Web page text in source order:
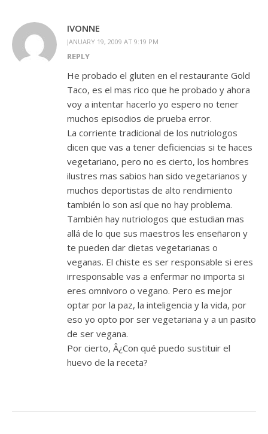
IVONNE
JANUARY 19, 2009 AT 9:19 PM
REPLY
He probado el gluten en el restaurante Gold
Taco, es el mas rico que he probado y ahora
voy a intentar hacerlo yo espero no tener
muchos episodios de prueba error.
La corriente tradicional de los nutriologos
dicen que vas a tener deficiencias si te haces
vegetariano, pero no es cierto, los hombres
ilustres mas sabios han sido vegetarianos y
muchos deportistas de alto rendimiento
también lo son así que no hay problema.
También hay nutriologos que estudian mas
allá de lo que sus maestros les enseñaron y
te pueden dar dietas vegetarianas o
veganas. El chiste es ser responsable si eres
irresponsable vas a enfermar no importa si
eres omnivoro o vegano. Pero es mejor
optar por la paz, la inteligencia y la vida, por
eso yo opto por ser vegetariana y a un pasito
de ser vegana.
Por cierto, Â¿Con qué puedo sustituir el
huevo de la receta?